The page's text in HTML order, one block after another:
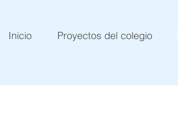
Inicio Proyectos del colegio